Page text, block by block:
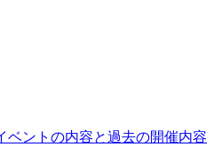
ベントの内容と過去の開催内容